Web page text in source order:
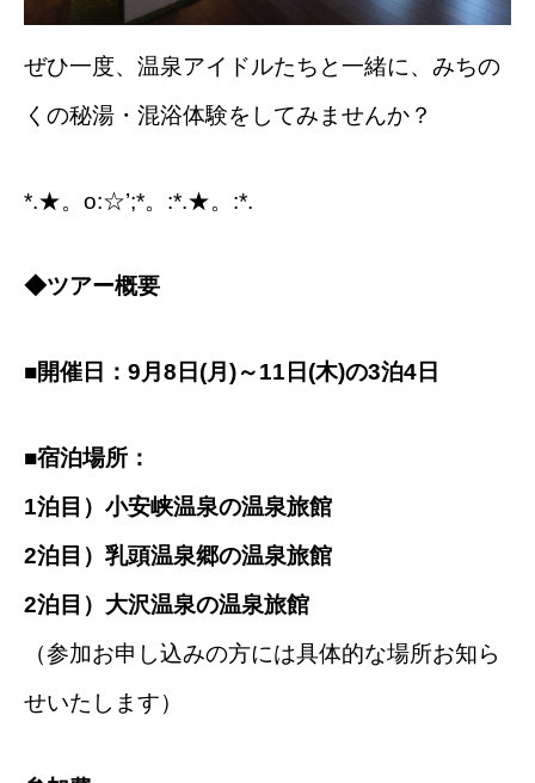
ぜひ一度、温泉アイドルたちと一緒に、みちの
くの秘湯・混浴体験をしてみませんか？
*.★。o:☆’;*。:*.★。:*.
◆ツアー概要
■開催日：9月8日(月)～11日(木)の3泊4日
■宿泊場所：
1泊目）小安峡温泉の温泉旅館
2泊目）乳頭温泉郷の温泉旅館
2泊目）大沢温泉の温泉旅館
（参加お申し込みの方には具体的な場所お知ら
せいたします）